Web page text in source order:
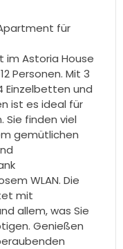
für
im Astoria House
Personen. Mit 3
Einzelbetten und
ist es ideal für
Sie finden viel
gemütlichen
WLAN. Die
mit
allem, was Sie
Genießen